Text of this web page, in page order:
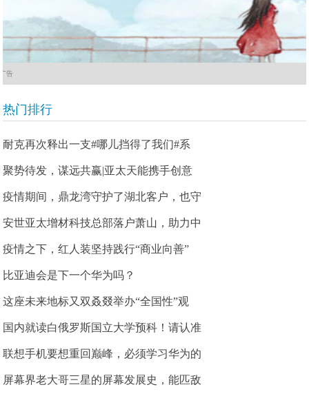
广告
热门排行
耐克再次释出一支#哪儿挡得了我们#系
聚势待发，谋远共赢|亚太天能携手创意
疫情期间，鼎龙湾守护了湖北客户，也守
安世亚太增材科技总部落户萧山，助力中
疫情之下，红人装坚持践行“商业向善”
比亚迪会是下一个华为吗？
这座未来地标又双叒叕举办“全国性”观
国内就读白俄罗斯国立大学预科！请认准
联想手机要想重回巅峰，必须学习华为的
屏幕界老大哥三星的屏幕发展史，能匹敌